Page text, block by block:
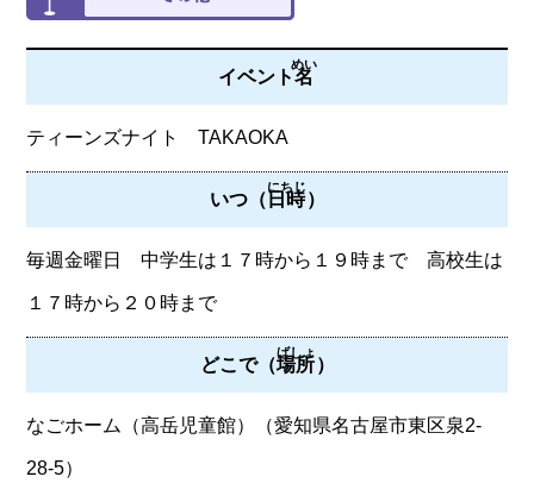
イベント名
めい
ティーンズナイト TAKAOKA
いつ（日時
にちじ
）
毎週金曜日 中学生は１７時から１９時まで 高校生は
１７時から２０時まで
どこで（場所
ばしょ
）
なごホーム（高岳児童館）（愛知県名古屋市東区泉2-
28-5）